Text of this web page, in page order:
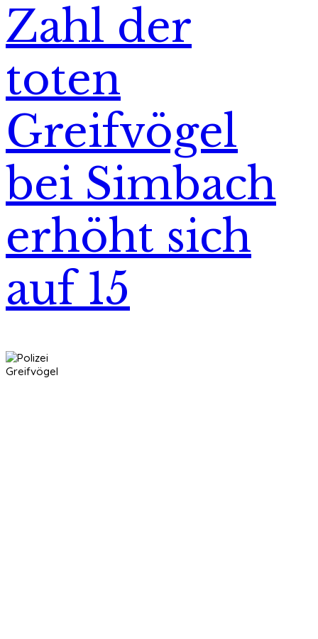
Zahl der
toten
Greifvögel
bei Simbach
erhöht sich
auf 15